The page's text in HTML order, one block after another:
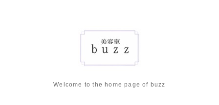
Welcome to the home page of buzz